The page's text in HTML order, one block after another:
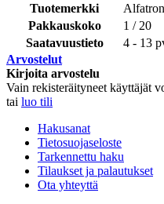
Tuotemerkki
Pakkauskoko
1 / 20
Saatavuustieto
4 - 13
Arvostelut
Kirjoita arvostelu
Vain rekisteräityneet käyttäjät
tai luo tili
Hakusanat
Tietosuojaseloste
Tarkennettu haku
Tilaukset ja palautukset
Ota yhteyttä